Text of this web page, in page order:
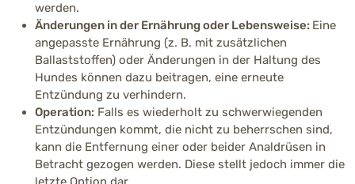
werden.
Änderungen in der Ernährung oder Lebensweise: Eine
angepasste Ernährung (z. B. mit zusätzlichen
Ballaststoffen) oder Änderungen in der Haltung des
Hundes können dazu beitragen, eine erneute
Entzündung zu verhindern.
Operation: Falls es wiederholt zu schwerwiegenden
Entzündungen kommt, die nicht zu beherrschen sind,
kann die Entfernung einer oder beider Analdrüsen in
Betracht gezogen werden. Diese stellt jedoch immer die